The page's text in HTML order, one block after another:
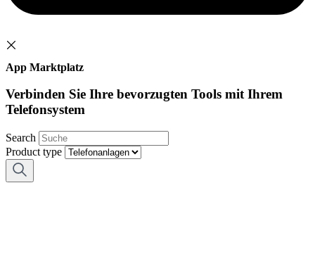
App Marktplatz
Verbinden Sie Ihre bevorzugten Tools mit Ihrem
Telefonsystem
Search
Product type